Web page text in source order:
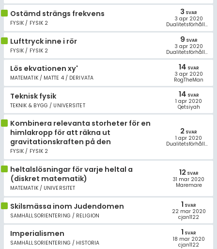
Ostämd strängs frekvens
FYSIK / FYSIK 2
3 SVAR
3 apr 2020
Dualitetsförhållandet
Lufttryck inne i rör
FYSIK / FYSIK 2
9 SVAR
3 apr 2020
Dualitetsförhållandet
Lös ekvationen xy'
MATEMATIK / MATTE 4 / DERIVATA
14 SVAR
3 apr 2020
RogTheMan
Teknisk fysik
TEKNIK & BYGG / UNIVERSITET
14 SVAR
1 apr 2020
Qetsiyah
Kombinera relevanta storheter för en
himlakropp för att räkna ut
gravitationskraften på den
FYSIK / FYSIK 2
2 SVAR
1 apr 2020
Dualitetsförhållandet
heltalslösningar för varje heltal a
(diskret matematik)
MATEMATIK / UNIVERSITET
12 SVAR
31 mar 2020
Maremare
Skilsmässa inom Judendomen
SAMHÄLLSORIENTERING / RELIGION
1 SVAR
22 mar 2020
cjan1122
Imperialismen
SAMHÄLLSORIENTERING / HISTORIA
1 SVAR
18 mar 2020
cjan1122